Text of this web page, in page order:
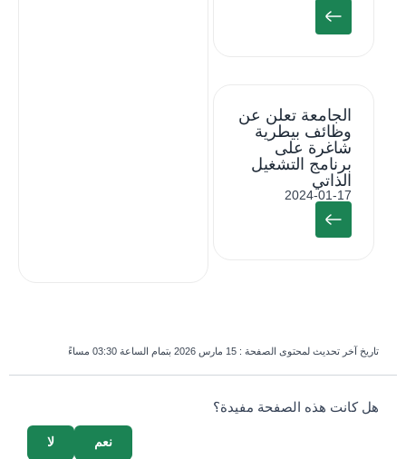
الجامعة تعلن عن
وظائف بيطرية
شاغرة على
برنامج التشغيل
الذاتي
2024-01-17
تاريخ آخر تحديث لمحتوى الصفحة : 15 مارس 2026 بتمام الساعة 03:30 مساءً
survey_v2
هل كانت هذه الصفحة مفيدة؟
لا نعم